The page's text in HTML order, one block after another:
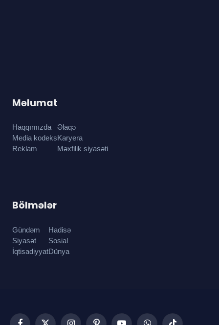
Məlumat
Haqqımızda
Media kodeks
Reklam
Əlaqə
Karyera
Məxfilik siyasəti
Bölmələr
Gündəm
Siyasət
İqtisadiyyat
Hadisə
Sosial
Dünya